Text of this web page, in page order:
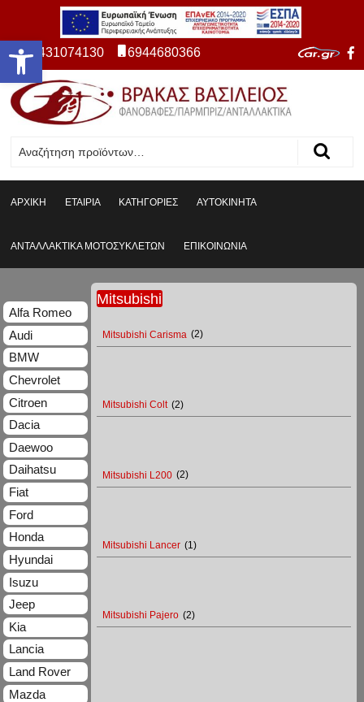
Ανοίξτε τη γραμμή εργαλείων 2431074130 6944680366
ΑΡΧΙΚΗ ΕΤΑΙΡΙΑ ΚΑΤΗΓΟΡΙΕΣ ΑΥΤΟΚΙΝΗΤΑ
ΑΝΤΑΛΛΑΚΤΙΚΑ ΜΟΤΟΣΥΚΛΕΤΩΝ ΕΠΙΚΟΙΝΩΝΙΑ
Mitsubishi
Mitsubishi Carisma (2)
Mitsubishi Colt (2)
Mitsubishi L200 (2)
Mitsubishi Lancer (1)
Mitsubishi Pajero (2)
Alfa Romeo
Audi
BMW
Chevrolet
Citroen
Dacia
Daewoo
Daihatsu
Fiat
Ford
Honda
Hyundai
Isuzu
Jeep
Kia
Lancia
Land Rover
Mazda